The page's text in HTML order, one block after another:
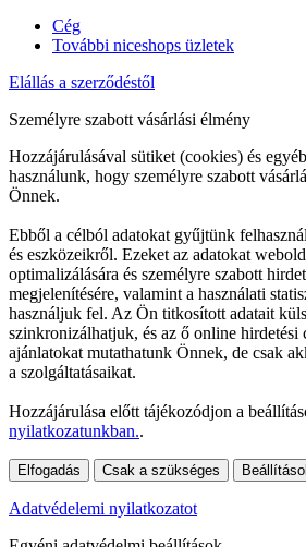
Cég
További niceshops üzletek
Elállás a szerződéstől
Személyre szabott vásárlási élmény
Hozzájárulásával sütiket (cookies) és
használunk, hogy személyre szabott
Önnek.
Ebből a célból adatokat gyűjtünk
és eszközeikről. Ezeket az adatokat
optimalizálására és személyre szabott
megjelenítésére, valamint a használati
használjuk fel. Az Ön titkosított adatait
szinkronizálhatjuk, és az ő online hirdetési
ajánlatokat mutathatunk Önnek, de csak
a szolgáltatásaikat.
Hozzájárulása előtt tájékozódjon a
nyilatkozatunkban..
Elfogadás Csak a szükséges
Adatvédelemi nyilatkozatot